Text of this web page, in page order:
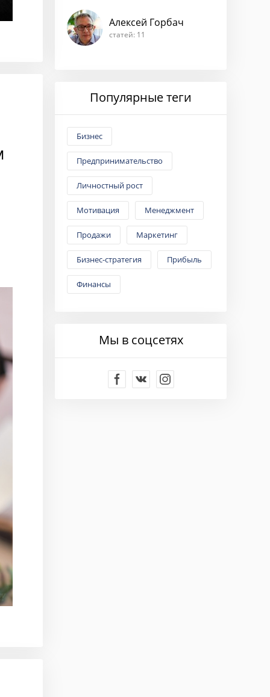
Алексей Горбач
статей: 11
Популярные теги
Бизнес
Предпринимательство
Личностный рост
Мотивация Менеджмент
Продажи Маркетинг
Бизнес-стратегия Прибыль
Финансы
Мы в соцсетях